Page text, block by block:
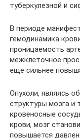
туберкулезной и
В периоде
гемодинамика
проницаемость
межклеточное
еще сильнее
Опухоли, являясь
структуры мозга и
кровеносные
крови, мозг
повышается